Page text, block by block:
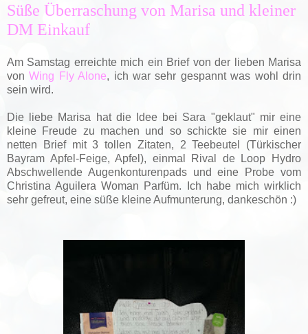
Süße Überraschung von Marisa und kleiner
DM Einkauf
Am Samstag erreichte mich ein Brief von der lieben Marisa
vonWing Fly Alone, ich war sehr gespannt was wohl drin
sein wird.
Die liebe Marisa hat die Idee bei Sara "geklaut" mir eine
kleine Freude zu machen und so schickte sie mir einen
netten Brief mit 3 tollen Zitaten, 2 Teebeutel (Türkischer
Bayram Apfel-Feige, Apfel), einmal Rival de Loop Hydro
Abschwellende Augenkonturenpads und eine Probe vom
Christina Aguilera Woman Parfüm. Ich habe mich wirklich
sehr gefreut, eine süße kleine Aufmunterung, dankeschön :)